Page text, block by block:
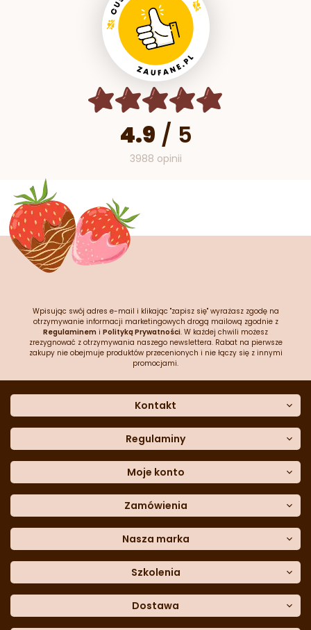
4.9 / 5
3988 opinii
Wpisując swój adres e-mail i klikając "zapisz się" wyrażasz zgodę na
otrzymywanie informacji marketingowych drogą mailową zgodnie z
Regulaminem i Polityką Prywatności. W każdej chwili możesz
zrezygnować z otrzymywania naszego newslettera. Rabat na pierwsze
zakupy nie obejmuje produktów przecenionych i nie łączy się z innymi
promocjami.
Kontakt
Dane kontaktowe
Często zadawane pytania
Sklep stacjonarny
Formularz kontaktowy
Blog
telefon:601 767 272
Regulaminy
Polityka prywatności
Polityka cookies
Polityka reklamacji
Polityka zwrotów
Dostępność cyfrowa
Moje konto
Moje dane
Historia zamówień
Lista ulubionych
Moje rabaty
Zamówienia
Metody płatności
Dane do przelewu
Formularzreklamacji
Formularzzwrotu
Nasza marka
Trio Gelato
CDN
Szkolenia
Academy of Baker Arts
Dostawa